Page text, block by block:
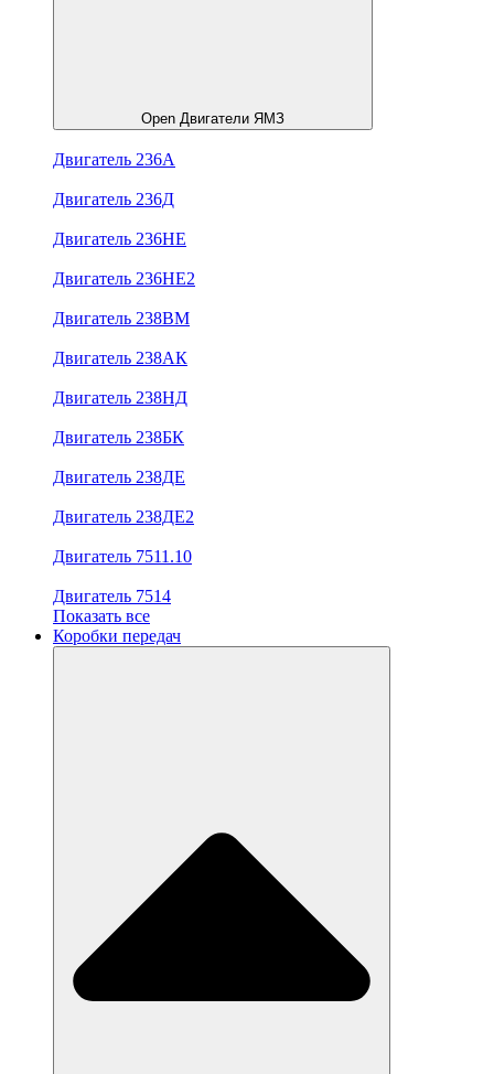
Open Двигатели ЯМЗ
Двигатель 236А
Двигатель 236Д
Двигатель 236НЕ
Двигатель 236НЕ2
Двигатель 238ВМ
Двигатель 238АК
Двигатель 238НД
Двигатель 238БК
Двигатель 238ДЕ
Двигатель 238ДЕ2
Двигатель 7511.10
Двигатель 7514
Показать все
Коробки передач